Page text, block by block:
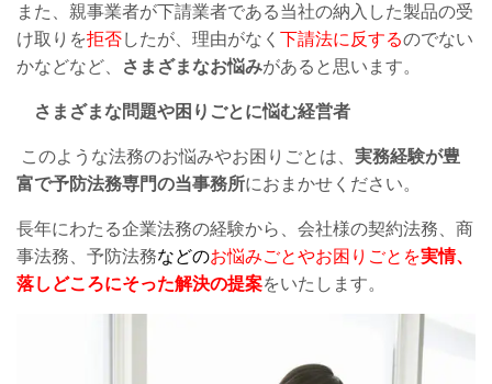
また、親事業者が下請業者である当社の納入した製品の受
け取りを拒否したが、理由がなく 下請法に反するのでない
かなどなど、
さまざまなお悩みがあると思います。
さまざまな問題や困りごとに悩む経営者
このような法務のお悩みやお困りごとは、 実務経験が豊
富で予防法務専門の当事務所におまかせください。
長年にわたる企業法務の経験から、会社様の契約法務、商
事法務、予防法務などのお悩みごとやお困りごとを実情、
落しどころにそった解決の提案をいたします。